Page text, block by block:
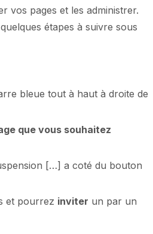
vos pages et les administrer.
étapes à suivre sous
bleue tout à haut à droite de
que vous souhaitez
[…] a coté du bouton
et pourrez inviter un par un